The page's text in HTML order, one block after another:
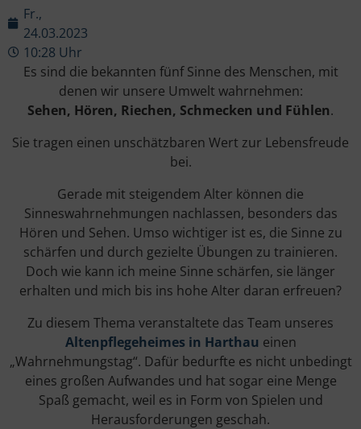
Fr.,
24.03.2023
10:28 Uhr
Es sind die bekannten fünf Sinne des Menschen, mit
denen wir unsere Umwelt wahrnehmen:
Sehen, Hören, Riechen, Schmecken und Fühlen.
Sie tragen einen unschätzbaren Wert zur Lebensfreude
bei.
Gerade mit steigendem Alter können die
Sinneswahrnehmungen nachlassen, besonders das
Hören und Sehen. Umso wichtiger ist es, die Sinne zu
schärfen und durch gezielte Übungen zu trainieren.
Doch wie kann ich meine Sinne schärfen, sie länger
erhalten und mich bis ins hohe Alter daran erfreuen?
Zu diesem Thema veranstaltete das Team unseres
Altenpflegeheimes in Harthau einen
„Wahrnehmungstag“. Dafür bedurfte es nicht unbedingt
eines großen Aufwandes und hat sogar eine Menge
Spaß gemacht, weil es in Form von Spielen und
Herausforderungen geschah.